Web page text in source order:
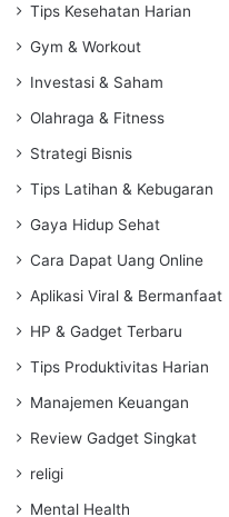
Tips Kesehatan Harian
Gym & Workout
Investasi & Saham
Olahraga & Fitness
Strategi Bisnis
Tips Latihan & Kebugaran
Gaya Hidup Sehat
Cara Dapat Uang Online
Aplikasi Viral & Bermanfaat
HP & Gadget Terbaru
Tips Produktivitas Harian
Manajemen Keuangan
Review Gadget Singkat
religi
Mental Health